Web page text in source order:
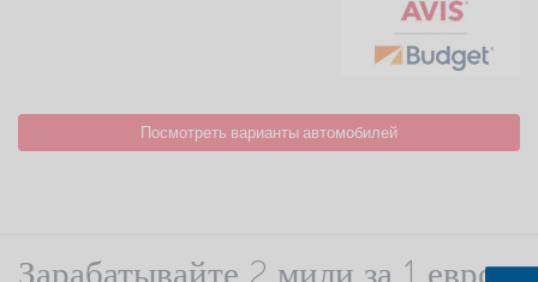
Посмотреть варианты автомобилей
Зарабатывайте 2 мили за 1 евро,